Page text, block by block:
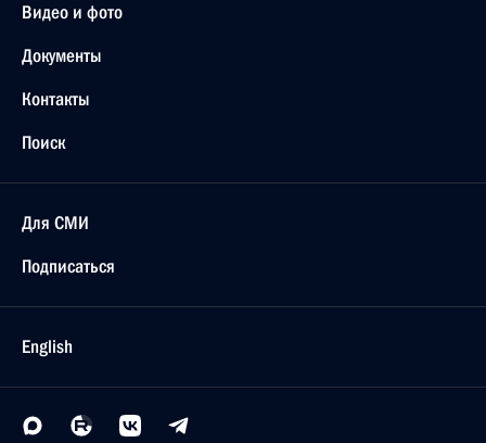
Видео и фото
Документы
Контакты
Поиск
Для СМИ
Подписаться
English